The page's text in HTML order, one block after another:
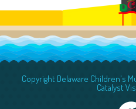
Copyright Delaware Children's
Catalyst